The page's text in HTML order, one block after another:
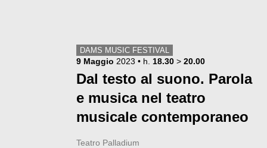
DAMS MUSIC FESTIVAL
9 Maggio 2023 • h. 18.30 > 20.00
Dal testo al suono. Parola
e musica nel teatro
musicale contemporaneo
Teatro Palladium